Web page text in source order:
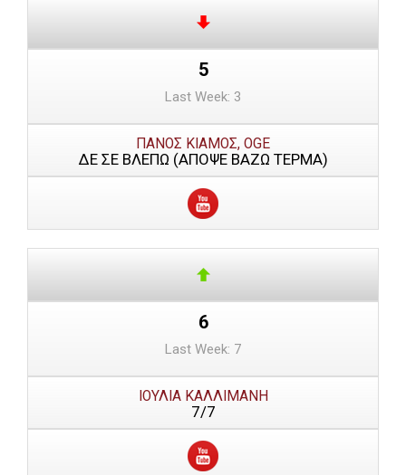
5
Last Week: 3
ΠΑΝΟΣ ΚΙΑΜΟΣ, OGE
ΔΕ ΣΕ ΒΛΕΠΩ (ΑΠΟΨΕ ΒΑΖΩ ΤΕΡΜΑ)
6
Last Week: 7
ΙΟΥΛΙΑ ΚΑΛΛΙΜΑΝΗ
7/7